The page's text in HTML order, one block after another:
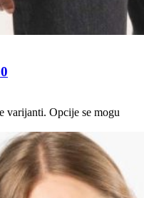
varijanti. Opcije se mogu